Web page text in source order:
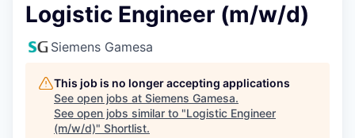
Logistic Engineer (m/w/d)
Siemens Gamesa
This job is no longer accepting applications
See open jobs at Siemens Gamesa.
See open jobs similar to "Logistic Engineer
(m/w/d)" Shortlist.